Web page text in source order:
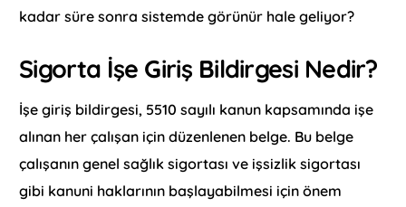
kadar süre sonra sistemde görünür hale geliyor?
Sigorta İşe Giriş Bildirgesi Nedir?
İşe giriş bildirgesi, 5510 sayılı kanun kapsamında işe
alınan her çalışan için düzenlenen belge. Bu belge
çalışanın genel sağlık sigortası ve işsizlik sigortası
gibi kanuni haklarının başlayabilmesi için önem